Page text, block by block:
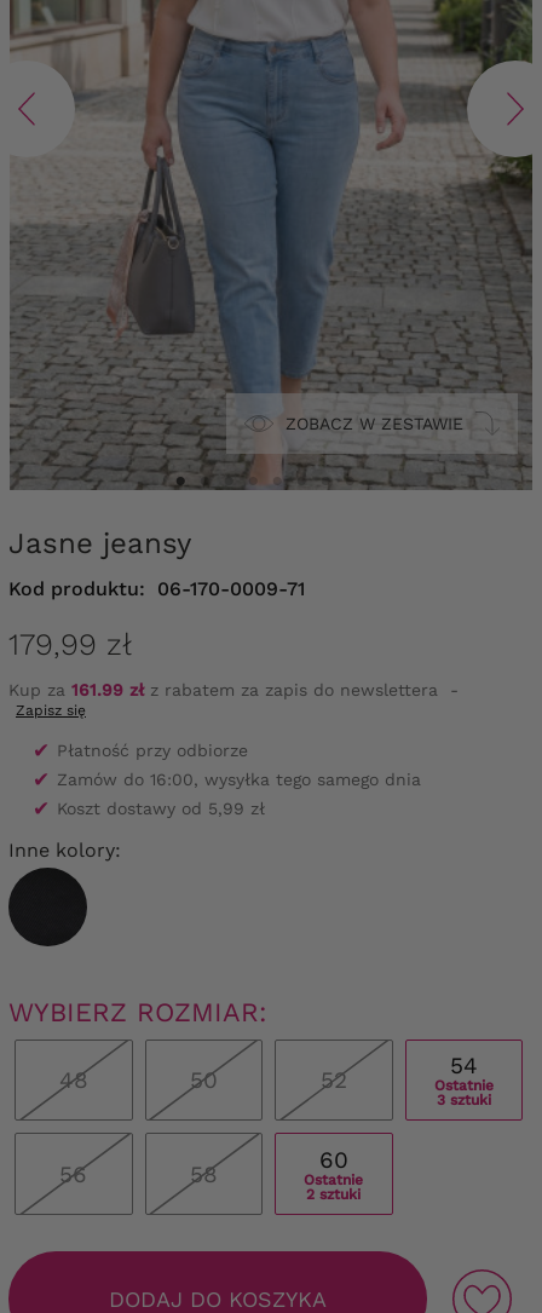
ZOBACZ W ZESTAWIE
Jasne jeansy
Kod produktu: 06-170-0009-71
179,99 zł
Kup za 161.99 złz rabatem za zapis do newslettera -
Zapisz się
✔ Płatność przy odbiorze
✔ Zamów do 16:00, wysyłka tego samego dnia
✔ Koszt dostawy od 5,99 zł
Inne kolory:
WYBIERZ ROZMIAR:
48 50 52
54
Ostatnie
3 sztuki
56 58
60
Ostatnie
2 sztuki
DODAJ DO KOSZYKA